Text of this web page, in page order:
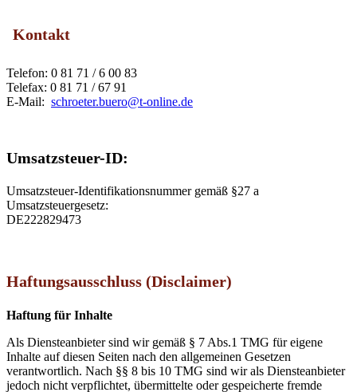
Kontakt
Telefon: 0 81 71 / 6 00 83
Telefax: 0 81 71 / 67 91
E-Mail: schroeter.buero@t-online.de
Umsatzsteuer-ID:
Umsatzsteuer-Identifikationsnummer gemäß §27 a
Umsatzsteuergesetz:
DE222829473
Haftungsausschluss (Disclaimer)
Haftung für Inhalte
Als Diensteanbieter sind wir gemäß § 7 Abs.1 TMG für eigene
Inhalte auf diesen Seiten nach den allgemeinen Gesetzen
verantwortlich. Nach §§ 8 bis 10 TMG sind wir als Diensteanbieter
jedoch nicht verpflichtet, übermittelte oder gespeicherte fremde